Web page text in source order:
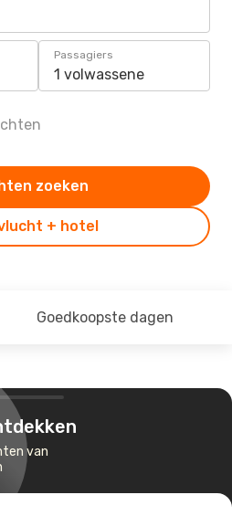
Passagiers
1 volwassene
+ hotel
zoeken
Goedkoopste dagen
van